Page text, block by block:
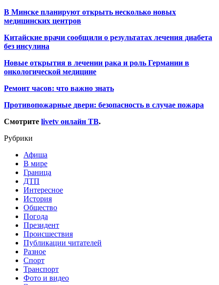
В Минске планируют открыть несколько новых
медицинских центров
Китайские врачи сообщили о результатах лечения диабета
без инсулина
Новые открытия в лечении рака и роль Германии в
онкологической медицине
Ремонт часов: что важно знать
Противопожарные двери: безопасность в случае пожара
Смотрите livetv онлайн ТВ.
Рубрики
Афиша
В мире
Граница
ДТП
Интересное
История
Общество
Погода
Президент
Происшествия
Публикации читателей
Разное
Спорт
Транспорт
Фото и видео